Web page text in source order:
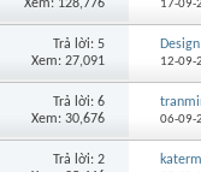
Xem: 128,776 17-
Trả lời: 5
Xem: 27,091
12-09-
Trả lời: 6
Xem: 30,676
06-09-
Trả lời: 2